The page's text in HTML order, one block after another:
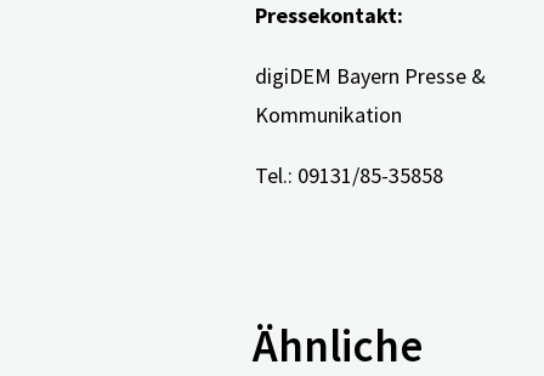
Pressekontakt:
digiDEM Bayern Presse &
Kommunikation
Tel.: 09131/85-35858
Ähnliche